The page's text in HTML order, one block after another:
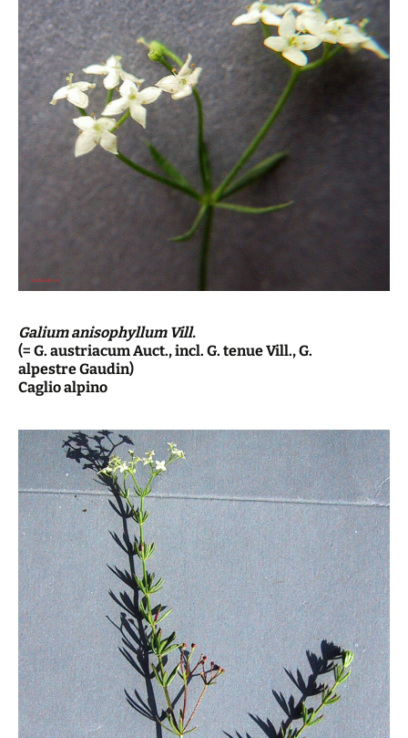
Galium anisophyllum Vill.
(= G. austriacum Auct., incl. G. tenue Vill., G.
alpestre Gaudin)
Caglio alpino